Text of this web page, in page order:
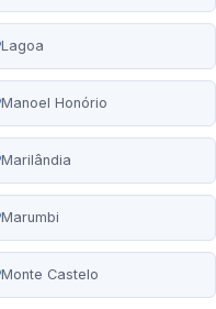
Lagoa
Manoel Honório
Marilândia
Marumbi
Monte Castelo